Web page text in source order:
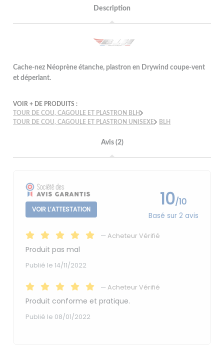
Description
Cache-nez Néoprène étanche, plastron en Drywind coupe-vent
et déperlant.
VOIR + DE PRODUITS :
TOUR DE COU, CAGOULE ET PLASTRON BLH
TOUR DE COU, CAGOULE ET PLASTRON UNISEXE
BLH
Avis (2)
VOIR L’ATTESTATION 10/10
Basé sur 2 avis
—Acheteur Vérifié
Produit pas mal
Publié le 14/11/2022
—Acheteur Vérifié
Produit conforme et pratique.
Publié le 08/01/2022